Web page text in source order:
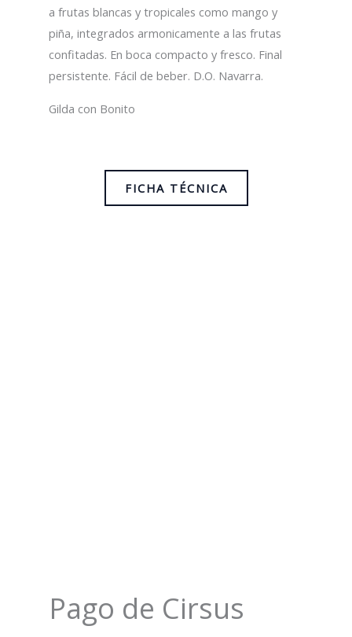
a frutas blancas y tropicales como mango y
piña, integrados armonicamente a las frutas
confitadas. En boca compacto y fresco. Final
persistente. Fácil de beber. D.O. Navarra.
Gilda con Bonito
FICHA TÉCNICA
Pago de Cirsus